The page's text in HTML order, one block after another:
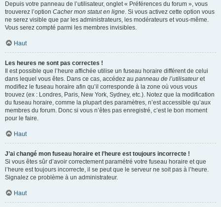
Depuis votre panneau de l’utilisateur, onglet « Préférences du forum », vous
trouverez l’option Cacher mon statut en ligne. Si vous activez cette option vous
ne serez visible que par les administrateurs, les modérateurs et vous-même.
Vous serez compté parmi les membres invisibles.
Haut
Les heures ne sont pas correctes !
Il est possible que l’heure affichée utilise un fuseau horaire différent de celui
dans lequel vous êtes. Dans ce cas, accédez au panneau de l’utilisateuret
modifiez le fuseau horaire afin qu’il corresponde à la zone où vous vous
trouvez (ex : Londres, Paris, New York, Sydney, etc.). Notez que la modification
du fuseau horaire, comme la plupart des paramètres, n’est accessible qu’aux
membres du forum. Donc si vous n’êtes pas enregistré, c’est le bon moment
pour le faire.
Haut
J’ai changé mon fuseau horaire et l’heure est toujours incorrecte !
Si vous êtes sûr d’avoir correctement paramétré votre fuseau horaire et que
l’heure est toujours incorrecte, il se peut que le serveur ne soit pas à l’heure.
Signalez ce problème à un administrateur.
Haut